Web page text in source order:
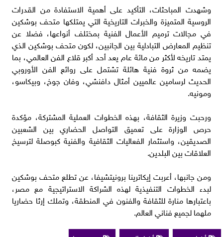
وشهدت المباحثات، التأكيد على أهمية الاستفادة من القدرات
الروسية المتميزة والخبرات التاريخية التي يمتلكها متحف بوشكين
في مجالات ترميم الأعمال الفنية بمختلف أنواعها، فضلا عن
تنظيم المعارض التبادلية بين الجانبين، لكون متحف بوشكين الذي
يمتد تاريخه لأكثر من مائة عام يعد أحد أكبر قلاع الفن العالمي، بما
يضمه من ثروة فنية هائلة تشتمل على روائع الفن الأوروبي
الحديث لرسامين عالميين أمثال دافنشي، وفان جوخ، وبيكاسو،
ومونيه.
ورحبت وزيرة الثقافة، بهذه الخطوات العملية المشتركة، مؤكدة
حرص الوزارة على تعميق التواصل الحضاري بين الشعبين
الصديقين، واستثمار الفعاليات الثقافية والفنية كبوصلة لترسيخ
العلاقات بين البلدين.
ومن جانبها، أعربت إيكاترينا برونيتشيفا، عن تطلع متحف بوشكين
لبدء الخطوات التنفيذية لهذه الشراكة الاستراتيجية مع مصر،
باعتبارها منارة للثقافة والفنون في المنطقة، وتملك إرثا حضاريا
ملهما لجميع فناني العالم.